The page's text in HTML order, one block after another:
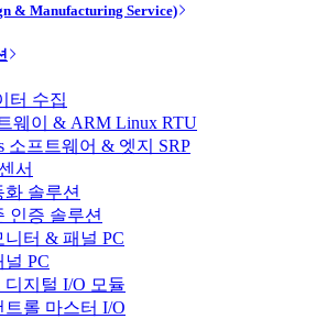
& Manufacturing Service)
터 수집
웨이 & ARM Linux RTU
소프트웨어 & 엣지 SRP
서
솔루션
인증 솔루션
터 & 패널 PC
PC
디지털 I/O 모듈
트롤 마스터 I/O